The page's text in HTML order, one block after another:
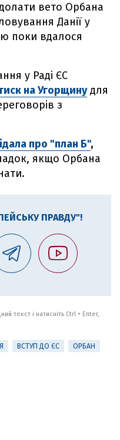
вето Орбана
Данії у
поки вдалося
у Раді ЄС
на Угорщинудля
з
про "план Б",
якщо Орбана
ПРАВДУ"!
текст і натисніть Ctrl + Enter,
ВСТУП ДО ЄС ОРБАН